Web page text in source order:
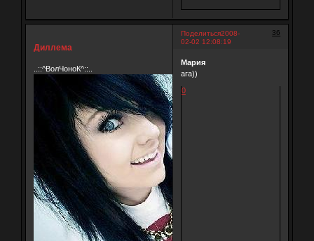
Поделиться 36
2008-
02-02 12:08:19
Диллема
..::^ВолЧоноК^::..
Мария
ага))
0